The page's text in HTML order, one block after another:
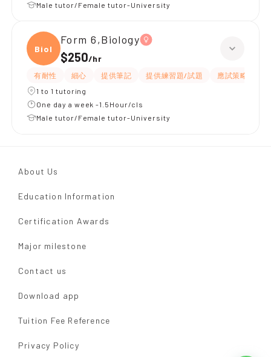
Male tutor/Female tutor-University
Biolo
Form 6,Biology
$250/hr
有耐性 細心 提供筆記 提供練習題/試題
應試策略
1 to 1 tutoring
One day a week -1.5Hour/cls
Male tutor/Female tutor-University
About Us
Education Information
Certification Awards
Major milestone
Contact us
Download app
Tuition Fee Reference
Privacy Policy